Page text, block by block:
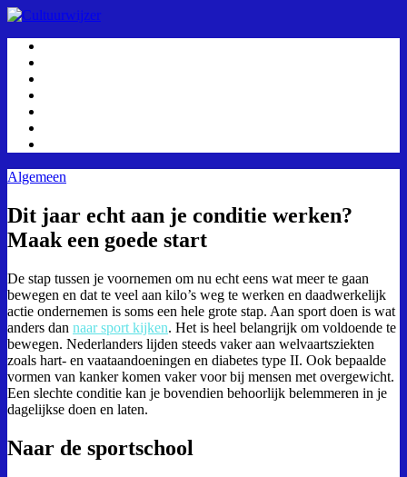
Algemeen
Dit jaar echt aan je conditie werken?
Maak een goede start
De stap tussen je voornemen om nu echt eens wat meer te gaan
bewegen en dat te veel aan kilo’s weg te werken en daadwerkelijk
actie ondernemen is soms een hele grote stap. Aan sport doen is wat
anders dan naar sport kijken. Het is heel belangrijk om voldoende te
bewegen. Nederlanders lijden steeds vaker aan welvaartsziekten
zoals hart- en vaataandoeningen en diabetes type II. Ook bepaalde
vormen van kanker komen vaker voor bij mensen met overgewicht.
Een slechte conditie kan je bovendien behoorlijk belemmeren in je
dagelijkse doen en laten.
Naar de sportschool